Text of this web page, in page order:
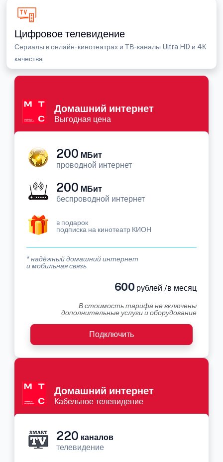
Цифровое телевидение
Сериалы в онлайн-кинотеатрах и ТВ-каналы Ultra HD и 4К
качества
Домашний интернет
Выгодная цена
200 МБит
проводной интернет
200 МБит
беспроводной интернет
в подарок
подписка на кинотеатр КИОН
* надёжный домашний интернет
и мобильная связь
600 рублей /в месяц
В стоимость тарифа не включены
дополнительные услуги и оборудование
Подключить
Домашний интернет
Кабельное телевидение
220 каналов
телевидение